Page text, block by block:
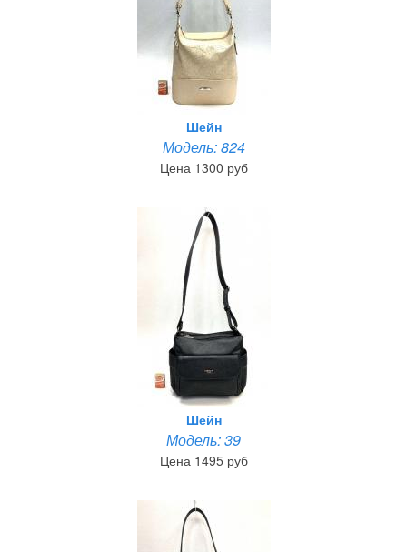
Шейн
Модель: 824
Цена 1300 руб
Шейн
Модель: 39
Цена 1495 руб